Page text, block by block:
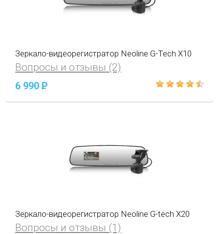
Зеркало-видеорегистратор Neoline G-Tech X10
Вопросы и отзывы (2)
6 990P
Зеркало-видеорегистратор Neoline G-tech X20
Вопросы и отзывы (1)